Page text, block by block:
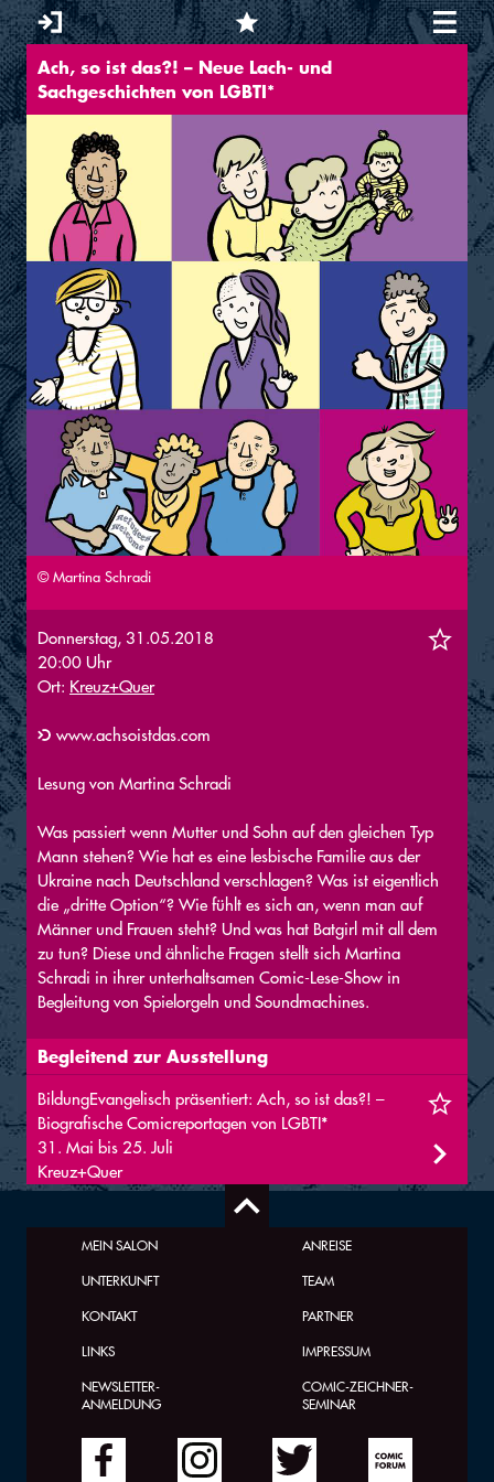
Sie sind hier
Ach, so ist das?! – Neue Lach- und
Sachgeschichten von LGBTI*
© Martina Schradi
Donnerstag, 31.05.2018
20:00 Uhr
Ort: Kreuz+Quer
www.achsoistdas.com
Lesung von Martina Schradi
Was passiert wenn Mutter und Sohn auf den gleichen Typ
Mann stehen? Wie hat es eine lesbische Familie aus der
Ukraine nach Deutschland verschlagen? Was ist eigentlich
die „dritte Option“? Wie fühlt es sich an, wenn man auf
Männer und Frauen steht? Und was hat Batgirl mit all dem
zu tun? Diese und ähnliche Fragen stellt sich Martina
Schradi in ihrer unterhaltsamen Comic-Lese-Show in
Begleitung von Spielorgeln und Soundmachines.
Begleitend zur Ausstellung
BildungEvangelisch präsentiert: Ach, so ist das?! –
Biografische Comicreportagen von LGBTI*
31. Mai bis 25. Juli
Kreuz+Quer
MEIN SALON
ANREISE
UNTERKUNFT
TEAM
KONTAKT
PARTNER
LINKS
IMPRESSUM
NEWSLETTER-
ANMELDUNG
COMIC-ZEICHNER-
SEMINAR